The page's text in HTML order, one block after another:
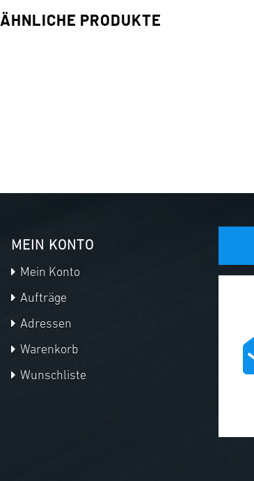
ÄHNLICHE PRODUKTE
MEIN KONTO
Mein Konto
Aufträge
Adressen
Warenkorb
Wunschliste